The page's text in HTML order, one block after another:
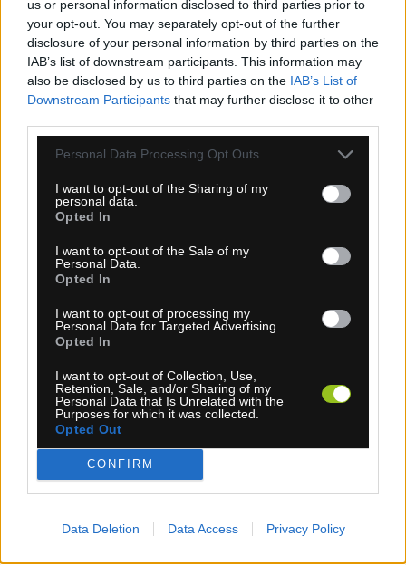
us or personal information disclosed to third parties prior to
your opt-out. You may separately opt-out of the further
disclosure of your personal information by third parties on the
IAB’s list of downstream participants. This information may
also be disclosed by us to third parties on the IAB’s List of
Downstream Participants that may further disclose it to other
Personal Data Processing Opt Outs
I want to opt-out of the Sharing of my
personal data.
Opted In
I want to opt-out of the Sale of my
Personal Data.
Opted In
I want to opt-out of processing my
Personal Data for Targeted Advertising.
Opted In
I want to opt-out of Collection, Use,
Retention, Sale, and/or Sharing of my
Personal Data that Is Unrelated with the
Purposes for which it was collected.
Opted Out
CONFIRM
Data Deletion Data Access Privacy Policy
SPORTFUL MATCHY DÁMSKA ČELENKA LIGHT
ČERVENÁ
1-3 dní
KÚPIŤ